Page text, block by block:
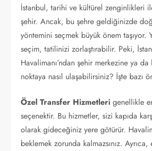
İstanbul, tarihi ve kültürel zenginlikleri
şehir. Ancak, bu şehre geldiğinizde
yöntemini seçmek büyük önem taşıyor.
seçim, tatilinizi zorlaştırabilir. Peki,
Havalimanı’ndan şehir merkezine ya
noktaya nasıl ulaşabilirsiniz? İşte bazı
Özel Transfer Hizmetleri genellikle
seçenektir. Bu hizmetler, sizi kapıda
olarak gideceğiniz yere götürür.
beklemek zorunda kalmazsınız. Ayrıca,